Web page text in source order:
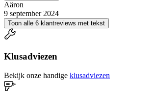
Aäron
9 september 2024
Toon alle 6 klantreviews met tekst
Klusadviezen
Bekijk onze handige klusadviezen